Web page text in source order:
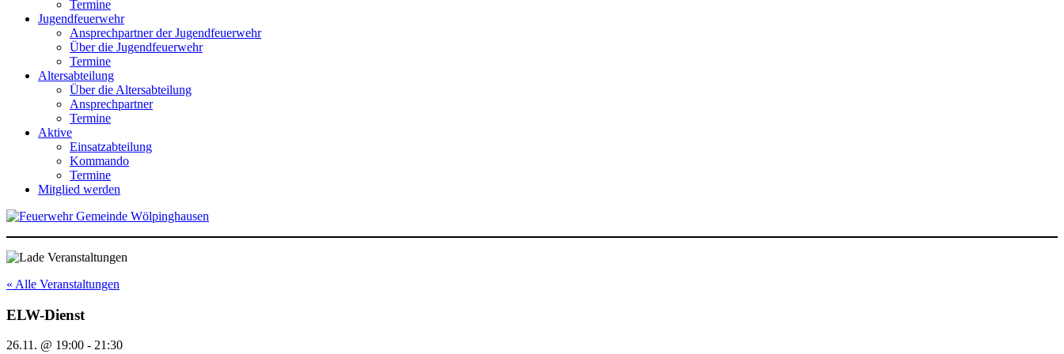
Termine
Jugendfeuerwehr
Ansprechpartner der Jugendfeuerwehr
Über die Jugendfeuerwehr
Termine
Altersabteilung
Über die Altersabteilung
Ansprechpartner
Termine
Aktive
Einsatzabteilung
Kommando
Termine
Mitglied werden
« Alle Veranstaltungen
ELW-Dienst
26.11. @ 19:00 - 21:30